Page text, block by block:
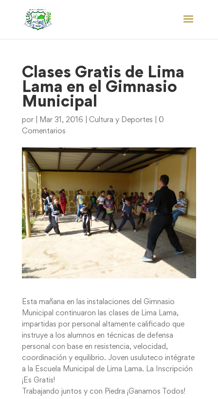
Clases Gratis de Lima
Lama en el Gimnasio
Municipal
por Mar 31, 2016 Cultura y Deportes
0
Comentarios
Esta mañana en las instalaciones del Gimnasio
Municipal continuaron las clases de Lima Lama,
impartidas por personal altamente calificado que
instruye a los alumnos en técnicas de defensa
personal con base en resistencia, velocidad,
coordinación y equilibrio. Joven usuluteco intégrate
a la Escuela Municipal de Lima Lama. La Inscripción
¡Es Gratis!
Trabajando juntos y con Piedra ¡Ganamos Todos!